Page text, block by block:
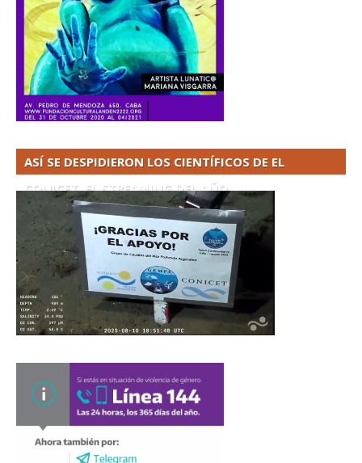
ASÍ SE DESPIDIERON LOS CIENTÍFICOS DE EL
CONICET. EL STREAMING DEL AÑO